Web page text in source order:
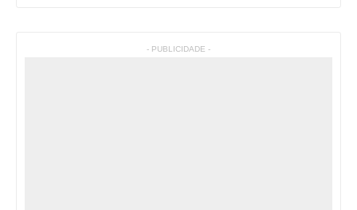
- PUBLICIDADE -